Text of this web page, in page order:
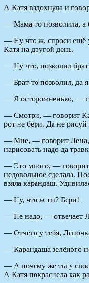
А Катя вздохнула и
— Мама-то позволила, а
— Ну что ж, спроси ещё
Катя на другой день.
— Ну что, позволил
— Брат-то позволил, да
— Я осторожненько, —
— Смотри, — говорит
рот не бери. Да не рисуй
— Мне, — говорит Лена,
нарисовать надо да
— Это много, — говорит
недовольное сделала.
взяла карандаш.
— Ну, что ж ты? Бери!
— Не надо, — отвечает
— Отчего у тебя,
— Карандаша зелёного
— А почему же ты у
А Катя покраснела как